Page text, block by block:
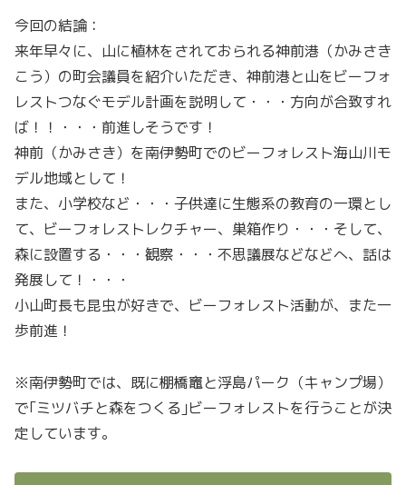
今回の結論：
来年早々に、山に植林をされておられる神前港（かみさき
こう）の町会議員を紹介いただき、神前港と山をビーフォ
レストつなぐモデル計画を説明して・・・方向が合致すれ
ば！！・・・前進しそうです！
神前（かみさき）を南伊勢町でのビーフォレスト海山川モ
デル地域として！
また、小学校など・・・子供達に生態系の教育の一環とし
て、ビーフォレストレクチャー、巣箱作り・・・そして、
森に設置する・・・観察・・・不思議展などなどへ、話は
発展して！・・・
小山町長も昆虫が好きで、ビーフォレスト活動が、また一
歩前進！
※南伊勢町では、既に棚橋竈と浮島パーク（キャンプ場）
で｢ミツバチと森をつくる｣ビーフォレストを行うことが決
定しています。